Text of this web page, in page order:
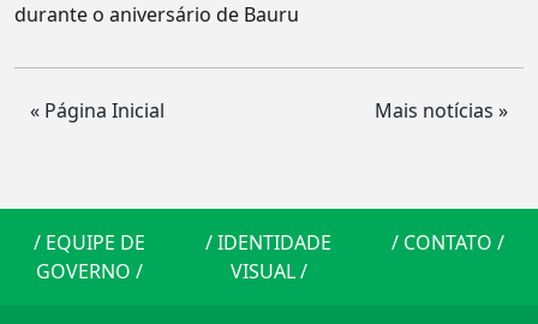
durante o aniversário de Bauru
« Página Inicial Mais notícias »
/ EQUIPE DE
GOVERNO /
/IDENTIDADE
VISUAL/
/ CONTATO /